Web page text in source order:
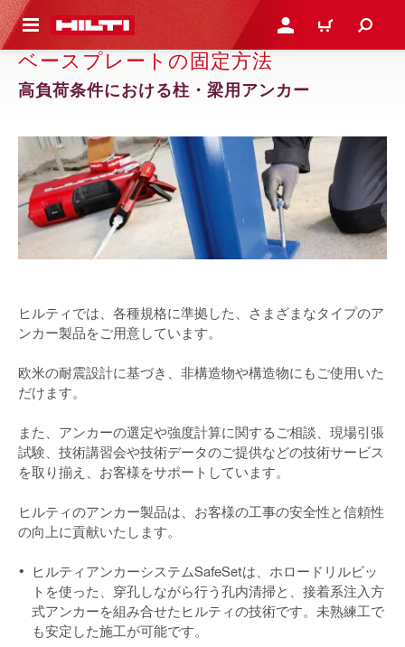
内容を表示 ログイン・新規オンライ
カート
ベースプレートの固定方法
高負荷条件における柱・梁用アンカー
ヒルティでは、各種規格に準拠した、さまざまなタイプのア
ンカー製品をご用意しています。
欧米の耐震設計に基づき、非構造物や構造物にもご使用いた
だけます。
また、アンカーの選定や強度計算に関するご相談、現場引張
試験、技術講習会や技術データのご提供などの技術サービス
を取り揃え、お客様をサポートしています。
ヒルティのアンカー製品は、お客様の工事の安全性と信頼性
の向上に貢献いたします。
ヒルティアンカーシステムSafeSetは、ホロードリルビッ
トを使った、穿孔しながら行う孔内清掃と、接着系注入方
式アンカーを組み合せたヒルティの技術です。未熟練工で
も安定した施工が可能です。